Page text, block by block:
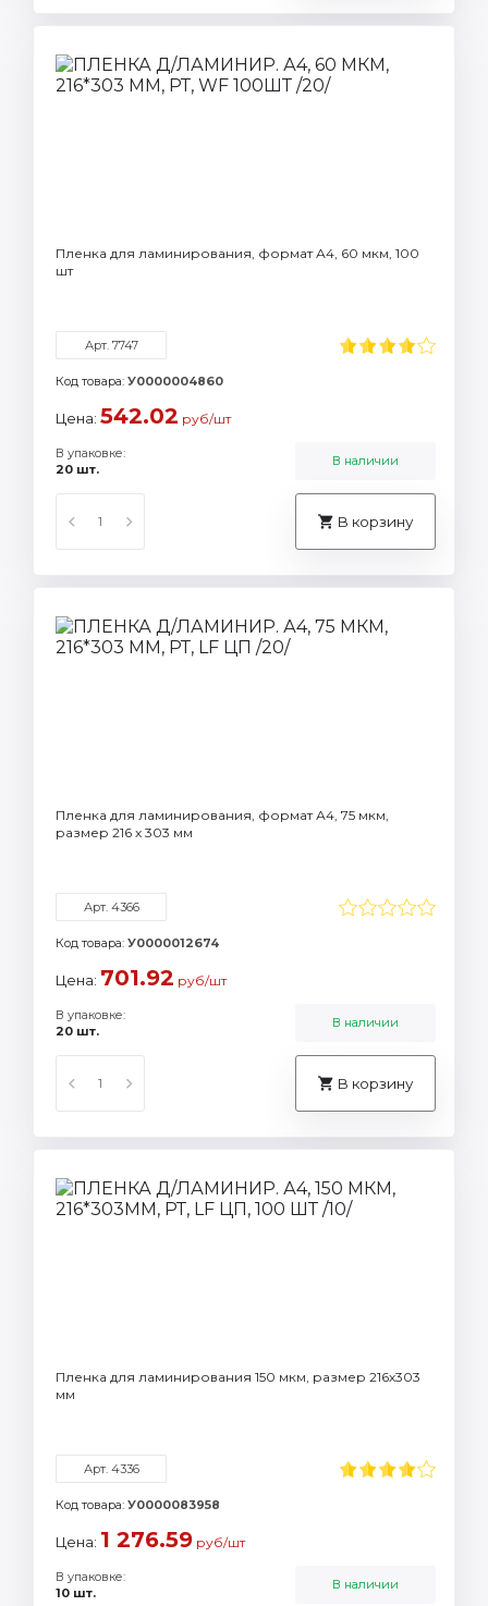
Пленка для ламинирования, формат А4, 60 мкм, 100
шт
Арт. 7747
Код товара: У0000004860
Цена: 542.02 руб/шт
В упаковке:
20 шт.
В наличии
В корзину
Пленка для ламинирования, формат А4, 75 мкм,
размер 216 х 303 мм
Арт. 4366
Код товара: У0000012674
Цена: 701.92 руб/шт
В упаковке:
20 шт.
В наличии
В корзину
Пленка для ламинирования 150 мкм, размер 216х303
мм
Арт. 4336
Код товара: У0000083958
Цена: 1 276.59 руб/шт
В упаковке:
10 шт.
В наличии